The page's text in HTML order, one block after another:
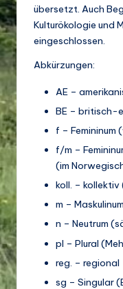
di
v
e
ä
übersetzt. Auch
Kulturökologie und
eingeschlossen.
Abkürzungen:
AE –
BE – britisch-
f –
f/m –
(im
koll. –
m –
n – Neutrum
pl – Plural
reg. – regional
sg – Singular